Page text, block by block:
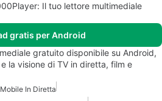
Il tuo lettore multimediale
gratis per Android
gratuito disponibile su Android,
la visione di TV in diretta, film e
In Diretta